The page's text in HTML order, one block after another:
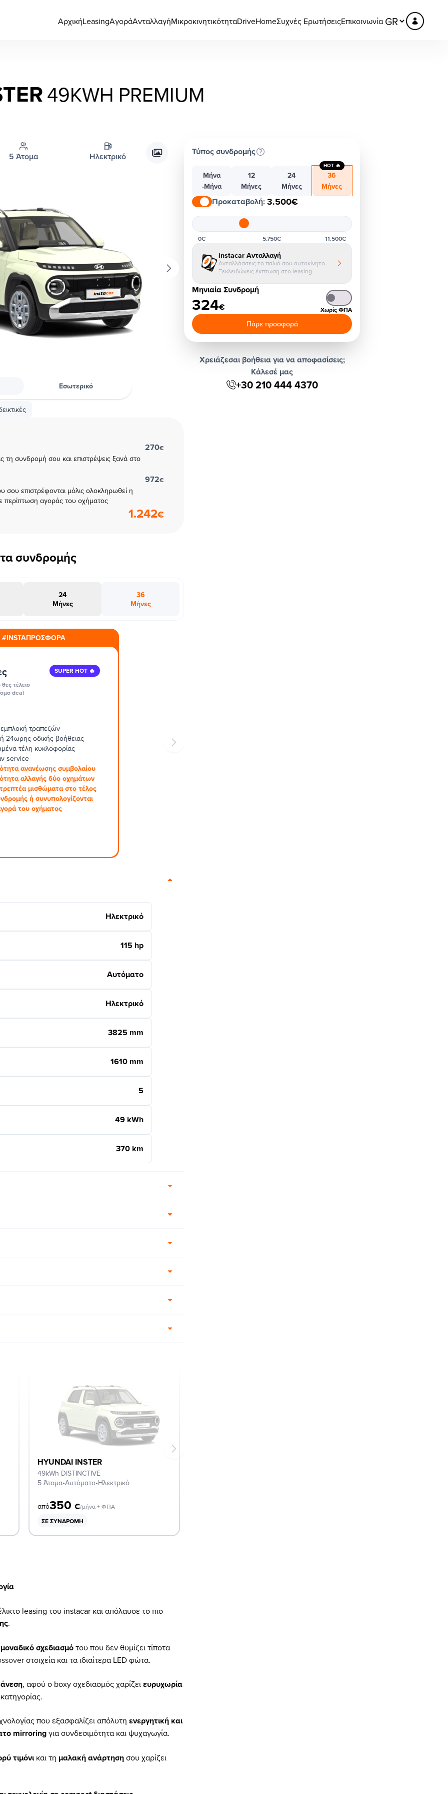
ΑρχικήLeasingΑγοράΑνταλλαγήΜικροκινητικότηταDriveHomeΣυχνές ΕρωτήσειςΕπικοινωνία
49KWH PREMIUM
5 Άτομα Ηλεκτρικό
Εσωτερικό
τη συνδρομή σου και επιστρέψεις ξανά στο
270€
επιστρέφονται μόλις ολοκληρωθεί η
περίπτωση αγοράς του οχήματος
972€
1.242€
συνδρομής
24
Μήνες
36
Μήνες
#INSTAΠΡΟΣΦΟΡΑ
τέλειο
deal
SUPER HOT 🔥
τραπεζών
24ωρης οδικής βοήθειας
τέλη κυκλοφορίας
service
ανανέωσης συμβολαίου
αλλαγής δύο οχημάτων
μισθώματα στο τέλος
ή συνυπολογίζονται
του οχήματος
Ηλεκτρικό
115 hp
Αυτόματο
Ηλεκτρικό
3825 mm
1610 mm
5
49 kWh
370 km
HYUNDAI INSTER
49kWh DISTINCTIVE
5 Άτομα•Αυτόματο•Ηλεκτρικό
από350 €/μήνα + ΦΠΑ
ΣΕ ΣΥΝΔΡΟΜΉ
leasing του instacar και απόλαυσε το πιο
.
μοναδικό σχεδιασμότου που δεν θυμίζει τίποτα
στοιχεία και τα ιδιαίτερα LED φώτα.
άνεση, αφού ο boxy σχεδιασμός χαρίζειευρυχωρία
που εξασφαλίζει απόλυτη ενεργητική και
mirroringγια συνδεσιμότητα και ψυχαγωγία.
τιμόνι και τη μαλακή ανάρτησησου χαρίζει
Τύπος συνδρομής
Μήνα
-Μήνα
12
Μήνες
24
Μήνες
36
Μήνες
HOT 🔥
Προκαταβολή:3.500€
0€ 5.750€ 11.500€
instacar Ανταλλαγή
Ανταλλάσσεις το παλιό σου αυτοκίνητο.
Ξεκλειδώνεις έκπτωση στο leasing
Μηνιαία Συνδρομή
324€ Χωρίς ΦΠΑ
Πάρε προσφορά
Χρειάζεσαι βοήθεια για να αποφασίσεις;
Κάλεσέ μας
+30 210 444 4370